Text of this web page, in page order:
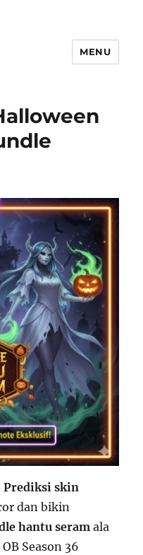
Ini Pasti
MENU
Prediksi skin
dan bikin
hantu seramala
Season 36